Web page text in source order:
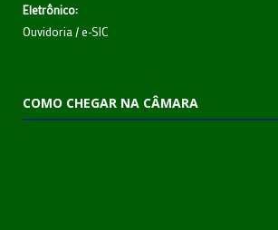
Eletrônico:
Ouvidoria /e-SIC
COMO CHEGAR NA CÂMARA